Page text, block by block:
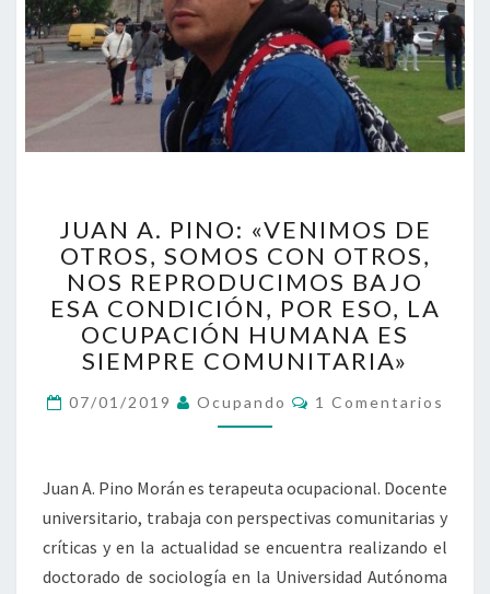
A.
PINO:
«VENIMOS
DE
OTROS,
SOMOS
CON
OTROS,
NOS
ESA
CONDICIÓN,
POR
ESO,
JUAN A. PINO: «VENIMOS DE
OTROS, SOMOS CON OTROS,
NOS REPRODUCIMOS BAJO
ESA CONDICIÓN, POR ESO, LA
OCUPACIÓN HUMANA ES
SIEMPRE COMUNITARIA»
07/01/2019 Ocupando Comentarios
1 Comentarios
Juan A. Pino Morán es terapeuta ocupacional. Docente
universitario, trabaja con perspectivas comunitarias y
críticas y en la actualidad se encuentra realizando el
doctorado de sociología en la Universidad Autónoma